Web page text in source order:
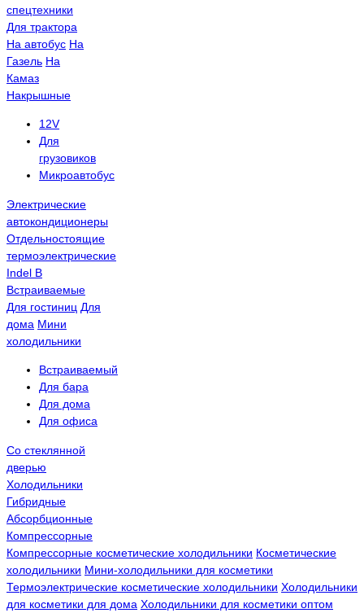
спецтехники
Для трактора
На автобус На
Газель На
Камаз
Накрышные
12V
Для
грузовиков
Микроавтобус
Электрические
автокондиционеры
Отдельностоящие
термоэлектрические
Indel B
Встраиваемые
Для гостиниц Для
дома Мини
холодильники
Встраиваемый
Для бара
Для дома
Для офиса
Со стеклянной
дверью
Холодильники
Гибридные
Абсорбционные
Компрессорные
Компрессорные косметические холодильники Косметические
холодильники Мини-холодильники для косметики
Термоэлектрические косметические холодильники Холодильники
для косметики для дома Холодильники для косметики оптом